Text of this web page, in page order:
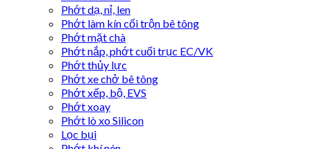
Phớt dạ, nỉ, len
Phớt làm kín cối trộn bê tông
Phớt mặt chà
Phớt nắp, phớt cuối trục EC/VK
Phớt thủy lực
Phớt xe chở bê tông
Phớt xếp, bộ, EVS
Phớt xoay
Phớt lò xo Silicon
Lọc bụi